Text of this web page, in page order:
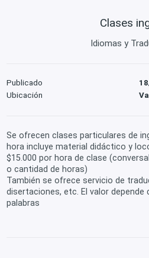
Clases
Idiomas y
Publicado
Ubicación
Se ofrecen clases particulares de
hora incluye material didáctico y
$15.000 por hora de clase
o cantidad de horas)
También se ofrece servicio de
disertaciones, etc. El valor depende
palabras